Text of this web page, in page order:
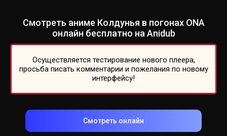
Смотреть аниме Колдунья в погонах ONA
онлайн бесплатно на Anidub
Осуществляется тестирование нового плеера,
просьба писать комментарии и пожелания по новому
интерфейсу!
Смотреть онлайн